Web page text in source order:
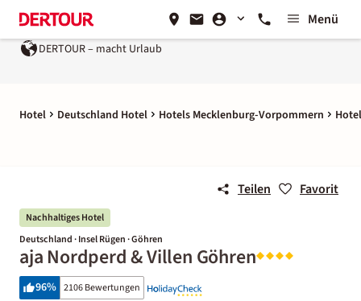
Menü
DERTOUR – macht Urlaub
Hotel Deutschland Hotel Hotels Mecklenburg-Vorpommern
Teilen Favorit
Nachhaltiges Hotel
Deutschland · Insel Rügen · Göhren
aja Nordperd & Villen Göhren
96% 2106 Bewertungen